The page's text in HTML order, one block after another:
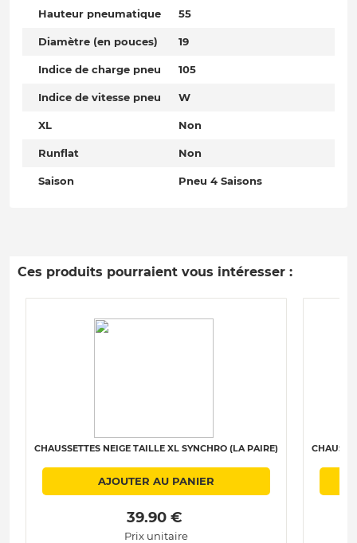
Hauteur pneumatique 55
Diamètre (en pouces) 19
Indice de charge pneu 105
Indice de vitesse pneu W
XL Non
Runflat Non
Saison Pneu 4 Saisons
Ces produits pourraient vous intéresser :
CHAUSSETTES NEIGE TAILLE XL SYNCHRO (LA PAIRE)
AJOUTER AU PANIER
39.90 €
Prix unitaire